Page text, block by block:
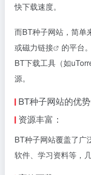
快下载速度。
而BT种子网站，简单
或磁力链接
的平台
BT下载工具（如
源。
BT种子网站的优势
资源丰富：
BT种子网站覆盖了广
软件、学习资料等，